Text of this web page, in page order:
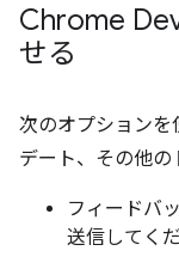
Chrome
せる
次のオプションを
デート、その他の
フィードバ
送信してくだ